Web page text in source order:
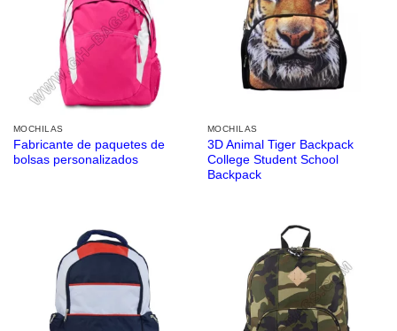
MOCHILAS
Fabricante de paquetes de
bolsas personalizados
MOCHILAS
3D Animal Tiger Backpack
College Student School
Backpack